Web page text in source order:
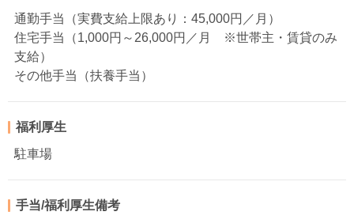
通勤手当（実費支給上限あり：45,000円／月）
住宅手当（1,000円～26,000円／月 ※世帯主・賃貸のみ
支給）
その他手当（扶養手当）
福利厚生
駐車場
手当/福利厚生備考